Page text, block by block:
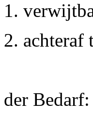
1.
2. achteraf
der